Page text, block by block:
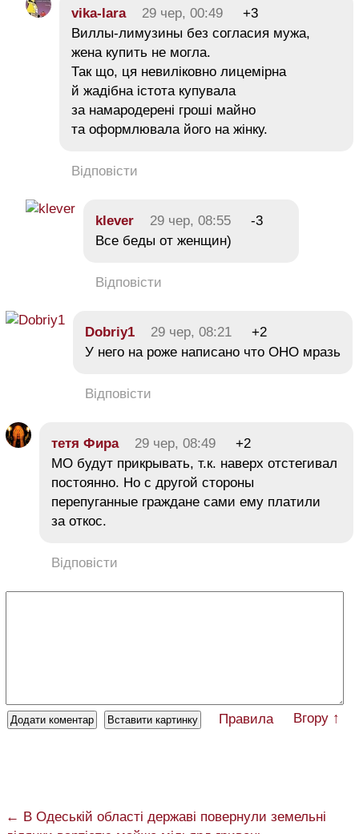
vika-lara 29 чер, 00:49
+3
Виллы-лимузины без согласия мужа,
жена купить не могла.
Так що, ця невиліковно лицемірна
й жадібна істота купувала
за намародерені гроші майно
та оформлювала його на жінку.
Відповісти
klever 29 чер, 08:55
-3
Все беды от женщин)
Відповісти
Dobriy1 29 чер, 08:21
+2
У него на роже написано что ОНО мразь
Відповісти
тетя Фира 29 чер, 08:49
+2
МО будут прикрывать, т.к. наверх отстегивал
постоянно. Но с другой стороны
перепуганные граждане сами ему платили
за откос.
Відповісти
Правила Вгору ↑
← В Одеській області державі повернули земельні